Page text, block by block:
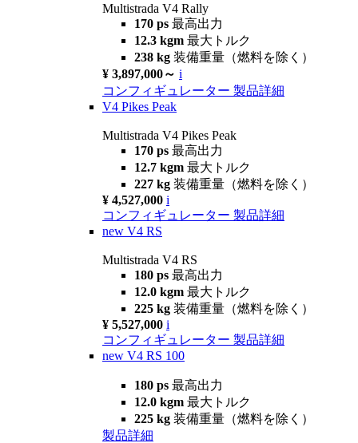
Multistrada V4 Rally
170 ps 最高出力
12.3 kgm 最大トルク
238 kg 装備重量（燃料を除く）
¥ 3,897,000～ i
コンフィギュレーター 製品詳細
V4 Pikes Peak
Multistrada V4 Pikes Peak
170 ps 最高出力
12.7 kgm 最大トルク
227 kg 装備重量（燃料を除く）
¥ 4,527,000 i
コンフィギュレーター 製品詳細
new V4 RS
Multistrada V4 RS
180 ps 最高出力
12.0 kgm 最大トルク
225 kg 装備重量（燃料を除く）
¥ 5,527,000 i
コンフィギュレーター 製品詳細
new V4 RS 100
180 ps 最高出力
12.0 kgm 最大トルク
225 kg 装備重量（燃料を除く）
製品詳細